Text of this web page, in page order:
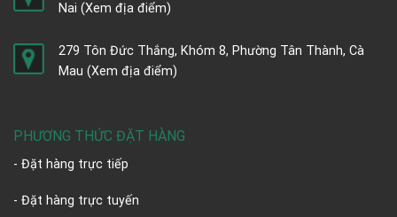
Nai (Xem địa điểm)
279 Tôn Đức Thắng, Khóm 8, Phường Tân Thành, Cà
Mau (Xem địa điểm)
PHƯƠNG THỨC ĐẶT HÀNG
- Đặt hàng trực tiếp
- Đặt hàng trực tuyến